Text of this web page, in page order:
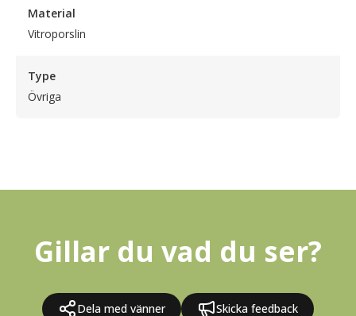
Material
Vitroporslin
Type
Övriga
Gillar du vad du ser?
Dela med vänner Skicka feedback